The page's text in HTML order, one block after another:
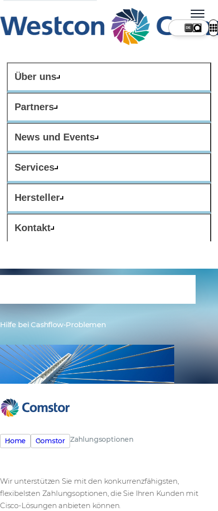
Über uns
Partners
News und Events
Services
Hersteller
Kontakt
DE
Hilfe bei Cashflow-Problemen
Home Comstor Zahlungsoptionen
Wir unterstützen Sie mit den konkurrenzfähigsten,
flexibelsten Zahlungsoptionen, die Sie Ihren Kunden mit
Cisco-Lösungen anbieten können.